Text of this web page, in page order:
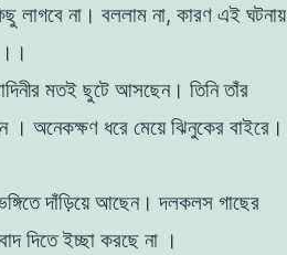
লাগবে না। বললাম না, কারণ এই ঘটনায়
।।
মতই ছুটে আসছেন। তিনি তাঁর
। অনেকক্ষণ ধরে মেয়ে ঝিনুকের বাইরে।
দাঁড়িয়েআছেন। দলকলস গাছের
দিতে ইচ্ছা করছে না ।